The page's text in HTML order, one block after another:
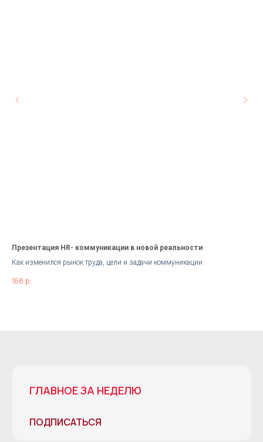
Презентация HR- коммуникации в новой реальности
Как изменился рынок труда, цели и задачи коммуникации
168 р.
ГЛАВНОЕ ЗА НЕДЕЛЮ
ПОДПИСАТЬСЯ